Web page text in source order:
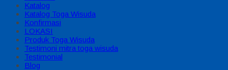
Katalog
Katalog Toga Wisuda
Konfirmasi
LOKASI
Produk Toga Wisuda
Testimoni mitra toga wisuda
Testimonial
Blog